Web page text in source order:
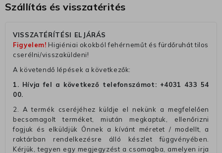
Szállítás és visszatérités
VISSZATÉRÍTÉSI ELJÁRÁS
Figyelem! Higiéniai okokból fehérneműt és fürdőruhát tilos
cserélni/visszaküldeni!
A követendő lépések a következők:
1. Hívja fel a következő telefonszámot: +4031 433 54
00.
2. A termék cseréjéhez küldje el nekünk a megfelelően
becsomagolt terméket, miután megkaptuk, ellenőrizni
fogjuk és elküldjük Önnek a kívánt méretet / modellt, a
raktárban rendelkezésre álló készlet függvényében.
Kérjük, tegyen egy megjegyzést a csomagba, amelyen irja